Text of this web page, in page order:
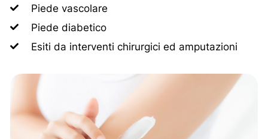
Piede vascolare
Piede diabetico
Esiti da interventi chirurgici ed amputazioni